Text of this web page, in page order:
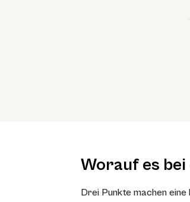
Worauf es
Drei Punkte machen